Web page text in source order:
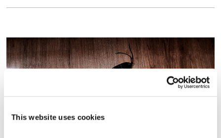
This website uses cookies